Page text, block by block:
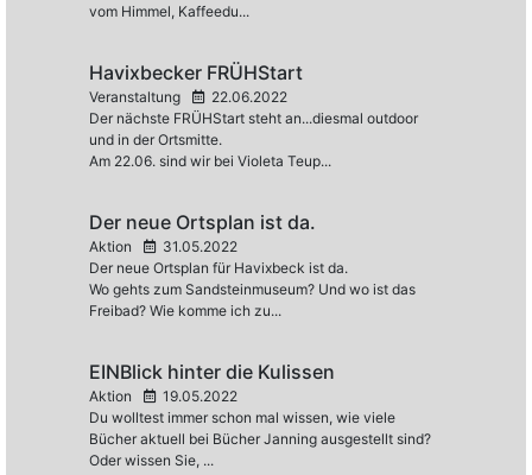
vom Himmel, Kaffeedu...
Havixbecker FRÜHStart
Veranstaltung
22.06.2022
Der nächste FRÜHStart steht an...diesmal outdoor
und in der Ortsmitte.
Am 22.06. sind wir bei Violeta Teup...
Der neue Ortsplan ist da.
Aktion
31.05.2022
Der neue Ortsplan für Havixbeck ist da.
Wo gehts zum Sandsteinmuseum? Und wo ist das
Freibad? Wie komme ich zu...
EINBlick hinter die Kulissen
Aktion
19.05.2022
Du wolltest immer schon mal wissen, wie viele
Bücher aktuell bei Bücher Janning ausgestellt sind?
Oder wissen Sie, ...